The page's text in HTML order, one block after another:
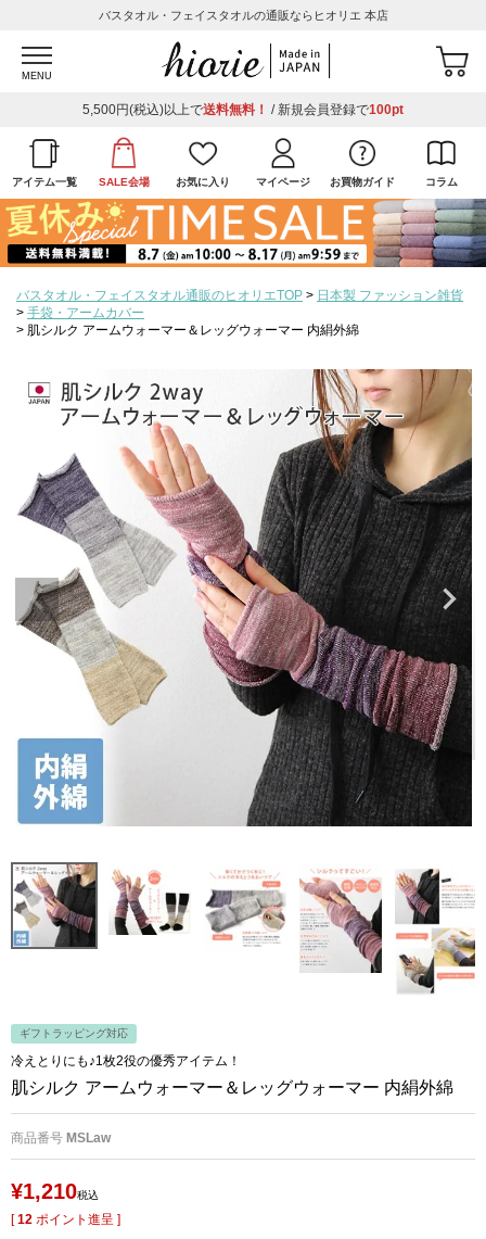
バスタオル・フェイスタオルの通販ならヒオリエ 本店
MENU
5,500円(税込)以上で送料無料！ / 新規会員登録で100pt
アイテム一覧 SALE会場 お気に入り マイページ お買物ガイド コラム
バスタオル・フェイスタオル通販のヒオリエTOP
日本製 ファッション雑貨
手袋・アームカバー
肌シルク アームウォーマー＆レッグウォーマー 内絹外綿
ギフトラッピング対応
冷えとりにも♪1枚2役の優秀アイテム！
肌シルク アームウォーマー＆レッグウォーマー 内絹外綿
商品番号 MSLaw
¥1,210税込
[12 ポイント進呈 ]